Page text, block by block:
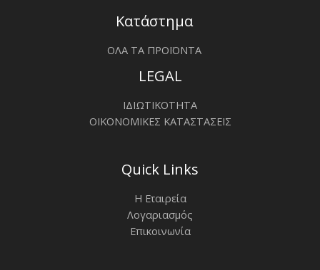
Κατάστημα
ΟΛΑ ΤΑ ΠΡΟΪΟΝΤΑ
LEGAL
ΙΔΙΩΤΙΚΟΤΗΤΑ
ΟΙΚΟΝΟΜΙΚΕΣ ΚΑΤΑΣΤΑΣΕΙΣ
Quick Links
Η Εταιρεία
Λογαριασμός
Επικοινωνία